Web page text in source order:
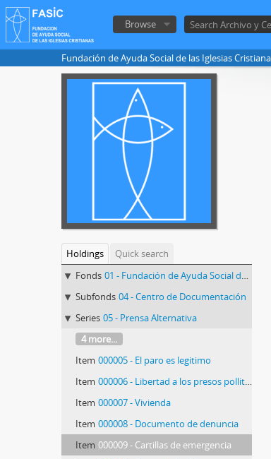
Browse
Fundación de Ayuda Social de las Iglesias
Holdings
Quick search
Fonds 01 - Fundación de Ayuda Social de las Iglesias Cristianas
Subfonds 04 - Centro de Documentación
Series 05 - Prensa Alternativa
4 more...
Item 000005 - El paro es legitimo
Item 000006 - Libertad a los presos pollitos
Item 000007 - Vivienda
Item 000008 - Documento de denuncia
Item 000009 - Cartillas de emergencia